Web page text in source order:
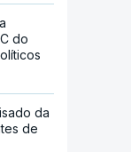
do
da
de